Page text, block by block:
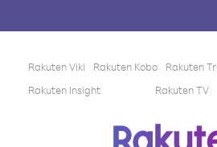
Rakuten Viki Rakuten Kobo Rakuten
Rakuten Insight
Rakuten TV